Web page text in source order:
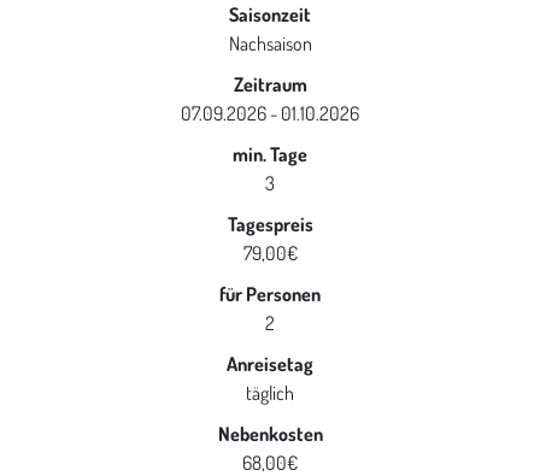
Saisonzeit
Nachsaison
Zeitraum
07.09.2026 - 01.10.2026
min. Tage
3
Tagespreis
79,00€
für Personen
2
Anreisetag
täglich
Nebenkosten
68,00€